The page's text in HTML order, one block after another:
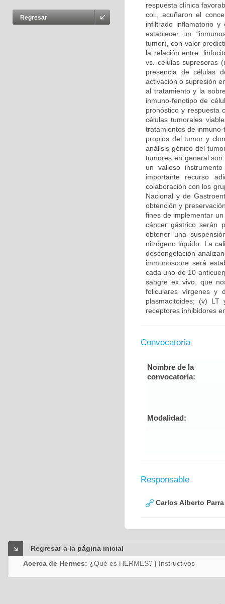
Regresar
respuesta clínica
col., acuñaron el
infiltrado inflamatorio
establecer un
tumor), con valor
la relación entre:
vs. células supresoras
presencia de células
activación o supresión
al tratamiento y la
inmuno-fenotipo de
pronóstico y respuesta
células tumorales
tratamientos de
propios del tumor y
análisis génico del
tumores en general
un valioso
importante recurso
colaboración con los
Nacional y de
obtención y
fines de implementar
cáncer gástrico serán
obtener una
nitrógeno líquido. La
descongelación
immunoscore será
cada uno de 10
sangre ex vivo, que
foliculares vírgenes y
plasmacitoides; (v)
receptores inhibidores
Convocatoria
Nombre de la
convocatoria:
Modalidad:
Responsable
Carlos Alberto
Regresar a la página inicial
Acerca de Hermes: ¿Qué es HERMES? | Instructivos